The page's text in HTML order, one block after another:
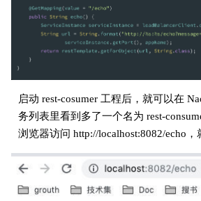
启动 rest-cosumer 工程后，就可以在
务列表里看到多了一个名为 rest-
浏览器访问 http://localhost:8082/echo，